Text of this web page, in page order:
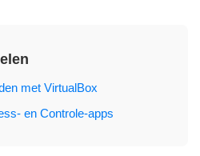
met VirtualBox
en Controle-apps